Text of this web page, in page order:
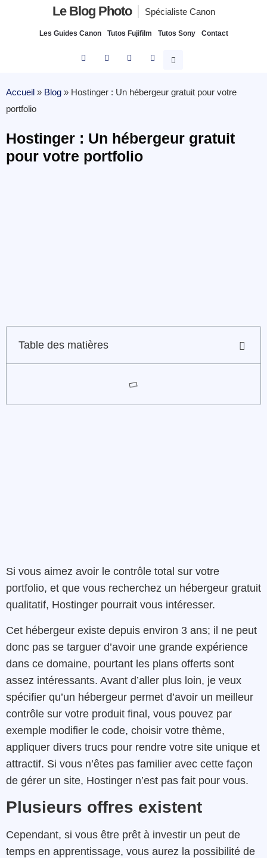
Le Blog Photo Spécialiste Canon
Les Guides Canon Tutos Fujifilm Tutos Sony Contact
Accueil » Blog » Hostinger : Un hébergeur gratuit pour votre
portfolio
Hostinger : Un hébergeur gratuit
pour votre portfolio
Table des matières
Si vous aimez avoir le contrôle total sur votre
portfolio, et que vous recherchez un hébergeur gratuit
qualitatif, Hostinger pourrait vous intéresser.
Cet hébergeur existe depuis environ 3 ans; il ne peut
donc pas se targuer d’avoir une grande expérience
dans ce domaine, pourtant les plans offerts sont
assez intéressants. Avant d’aller plus loin, je veux
spécifier qu’un hébergeur permet d’avoir un meilleur
contrôle sur votre produit final, vous pouvez par
exemple modifier le code, choisir votre thème,
appliquer divers trucs pour rendre votre site unique et
attractif. Si vous n’êtes pas familier avec cette façon
de gérer un site, Hostinger n’est pas fait pour vous.
Plusieurs offres existent
Cependant, si vous être prêt à investir un peut de
temps en apprentissage, vous aurez la possibilité de